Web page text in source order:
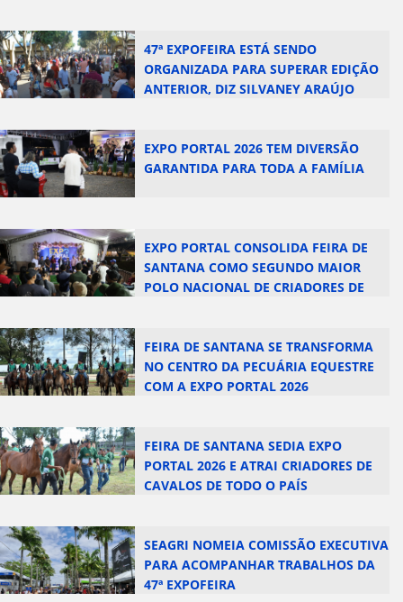
47ª EXPOFEIRA ESTÁ SENDO
ORGANIZADA PARA SUPERAR EDIÇÃO
ANTERIOR, DIZ SILVANEY ARAÚJO
EXPO PORTAL 2026 TEM DIVERSÃO
GARANTIDA PARA TODA A FAMÍLIA
EXPO PORTAL CONSOLIDA FEIRA DE
SANTANA COMO SEGUNDO MAIOR
POLO NACIONAL DE CRIADORES DE
FEIRA DE SANTANA SE TRANSFORMA
NO CENTRO DA PECUÁRIA EQUESTRE
COM A EXPO PORTAL 2026
FEIRA DE SANTANA SEDIA EXPO
PORTAL 2026 E ATRAI CRIADORES DE
CAVALOS DE TODO O PAÍS
SEAGRI NOMEIA COMISSÃO EXECUTIVA
PARA ACOMPANHAR TRABALHOS DA
47ª EXPOFEIRA